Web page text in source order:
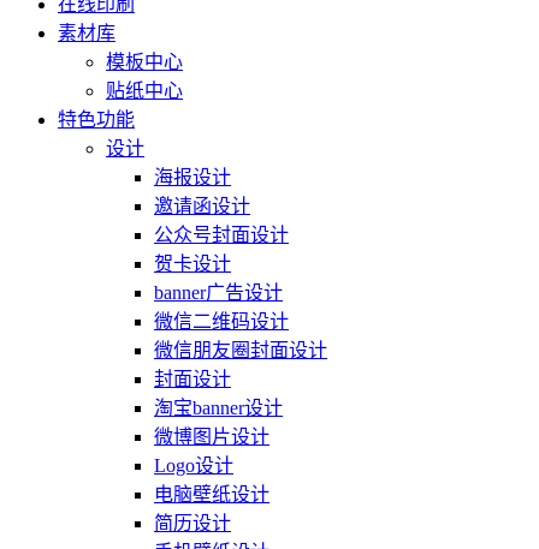
在线印刷
素材库
模板中心
贴纸中心
特色功能
设计
海报设计
邀请函设计
公众号封面设计
贺卡设计
banner广告设计
微信二维码设计
微信朋友圈封面设计
封面设计
淘宝banner设计
微博图片设计
Logo设计
电脑壁纸设计
简历设计